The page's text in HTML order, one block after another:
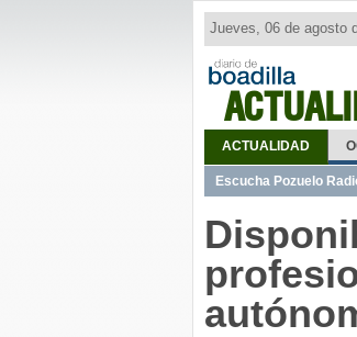
Jueves, 06 de agosto
ACTUALIDAD
Escucha Pozuelo